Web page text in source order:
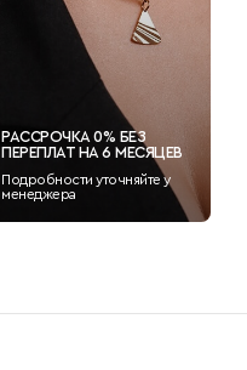
РАССРОЧКА 0% БЕЗ
ПЕРЕПЛАТ НА 6 МЕСЯЦЕВ
Подробности уточняйте у
менеджера